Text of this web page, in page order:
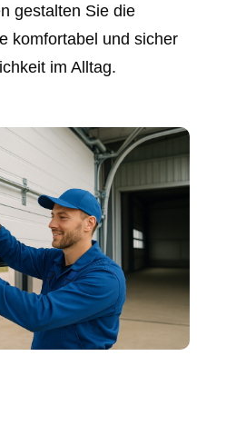
gestalten Sie die
komfortabel und sicher
im Alltag.